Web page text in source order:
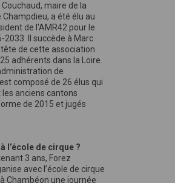
Couchaud, maire de la
a été élu au
de l'AMR42 pour le
2033. Il succède à Marc
tête de cette association
adhérents dans la Loire.
de
composé de 26 élus qui
anciens cantons
de 2015 et jugés
l’école de cirque ?
3 ans, Forez
avec l’école de cirque
Chambéon une journée